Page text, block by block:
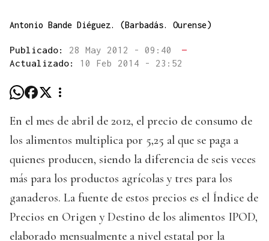
Antonio Bande Diéguez. (Barbadás. Ourense)
Publicado: 28 May 2012 - 09:40
—
Actualizado: 10 Feb 2014 - 23:52
En el mes de abril de 2012, el precio de consumo de
los alimentos multiplica por 5,25 al que se paga a
quienes producen, siendo la diferencia de seis veces
más para los productos agrícolas y tres para los
ganaderos. La fuente de estos precios es el Índice de
Precios en Origen y Destino de los alimentos IPOD,
elaborado mensualmente a nivel estatal por la